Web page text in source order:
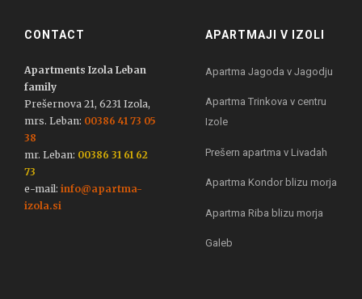
CONTACT
Apartments Izola Leban
family
Prešernova 21, 6231 Izola,
mrs. Leban: 00386 41 73 05
38
mr. Leban: 00386 31 61 62
73
e-mail: info@apartma-
izola.si
APARTMAJI V IZOLI
Apartma Jagoda v Jagodju
Apartma Trinkova v centru
Izole
Prešern apartma v Livadah
Apartma Kondor blizu morja
Apartma Riba blizu morja
Galeb